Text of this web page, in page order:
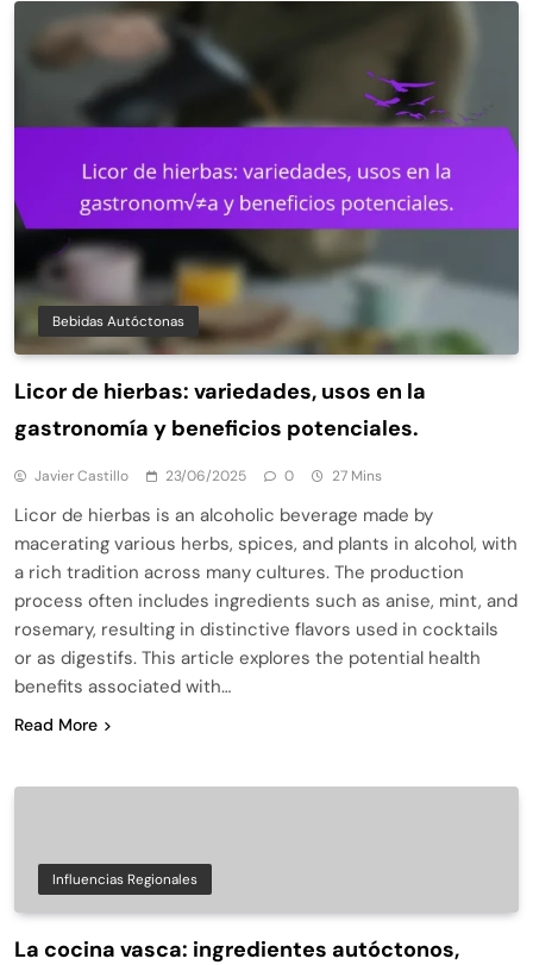
Bebidas Autóctonas
Licor de hierbas: variedades, usos en la
gastronomía y beneficios potenciales.
Javier Castillo 23/06/2025 0 27 Mins
Licor de hierbas is an alcoholic beverage made by
macerating various herbs, spices, and plants in alcohol, with
a rich tradition across many cultures. The production
process often includes ingredients such as anise, mint, and
rosemary, resulting in distinctive flavors used in cocktails
or as digestifs. This article explores the potential health
benefits associated with…
Read More
Influencias Regionales
La cocina vasca: ingredientes autóctonos,